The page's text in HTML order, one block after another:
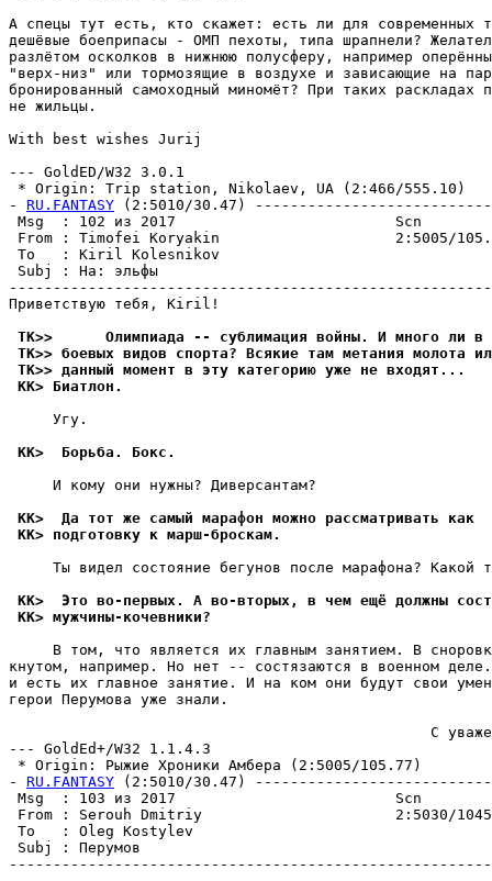
А спецы тут есть, кто скажет: есть ли для современных
дешёвые боеприпасы - ОМП пехоты, типа шрапнели?
разлётом осколков в нижнюю полусферу, например
"верх-низ" или тормозящие в воздухе и зависающие на
бронированный самоходный миномёт? При таких
не жильцы.
With best wishes Jurij
--- GoldED/W32 3.0.1
* Origin: Trip station, Nikolaev, UA (2:466/555.10)
- RU.FANTASY (2:5010/30.47)
Msg  : 102 из 2017                         Scn
From : Timofei Koryakin                    2:5005/
To   : Kiril Kolesnikov
Subj : Hа: эльфы
Приветствую тебя, Kiril!
TK>>      Олимпиада -- сублимация войны. И много ли в
TK>> боевых видов спорта? Всякие там метания молота
TK>> данный момент в эту категорию уже не входят...
KK> Биатлон.
     Угу.
KK>  Борьба. Бокс.
     И кому они нужны? Диверсантам?
KK>  Да тот же самый марафон можно рассматривать как
KK> подготовку к марш-броскам.
Ты видел состояние бегунов после марафона? Какой
KK>  Это во-первых. А во-вторых, в чем ещё должны
KK> мужчины-кочевники?
В том, что является их главным занятием. В
кнутом, например. Но нет -- состязаются в военном
и есть их главное занятие. И на ком они будут свои
герои Перумова уже знали.
С
--- GoldEd+/W32 1.1.4.3
* Origin: Рыжие Хроники Амбера (2:5005/105.77)
- RU.FANTASY (2:5010/30.47)
Msg  : 103 из 2017                         Scn
From : Serouh Dmitriy                      2:5030/
To   : Oleg Kostylev
Subj : Пеpyмов